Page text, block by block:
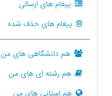
پیغام های ارسالی
پیغام های حذف شده
هم دانشگاهی های من
هم رشته ای های من
هم استانی های من